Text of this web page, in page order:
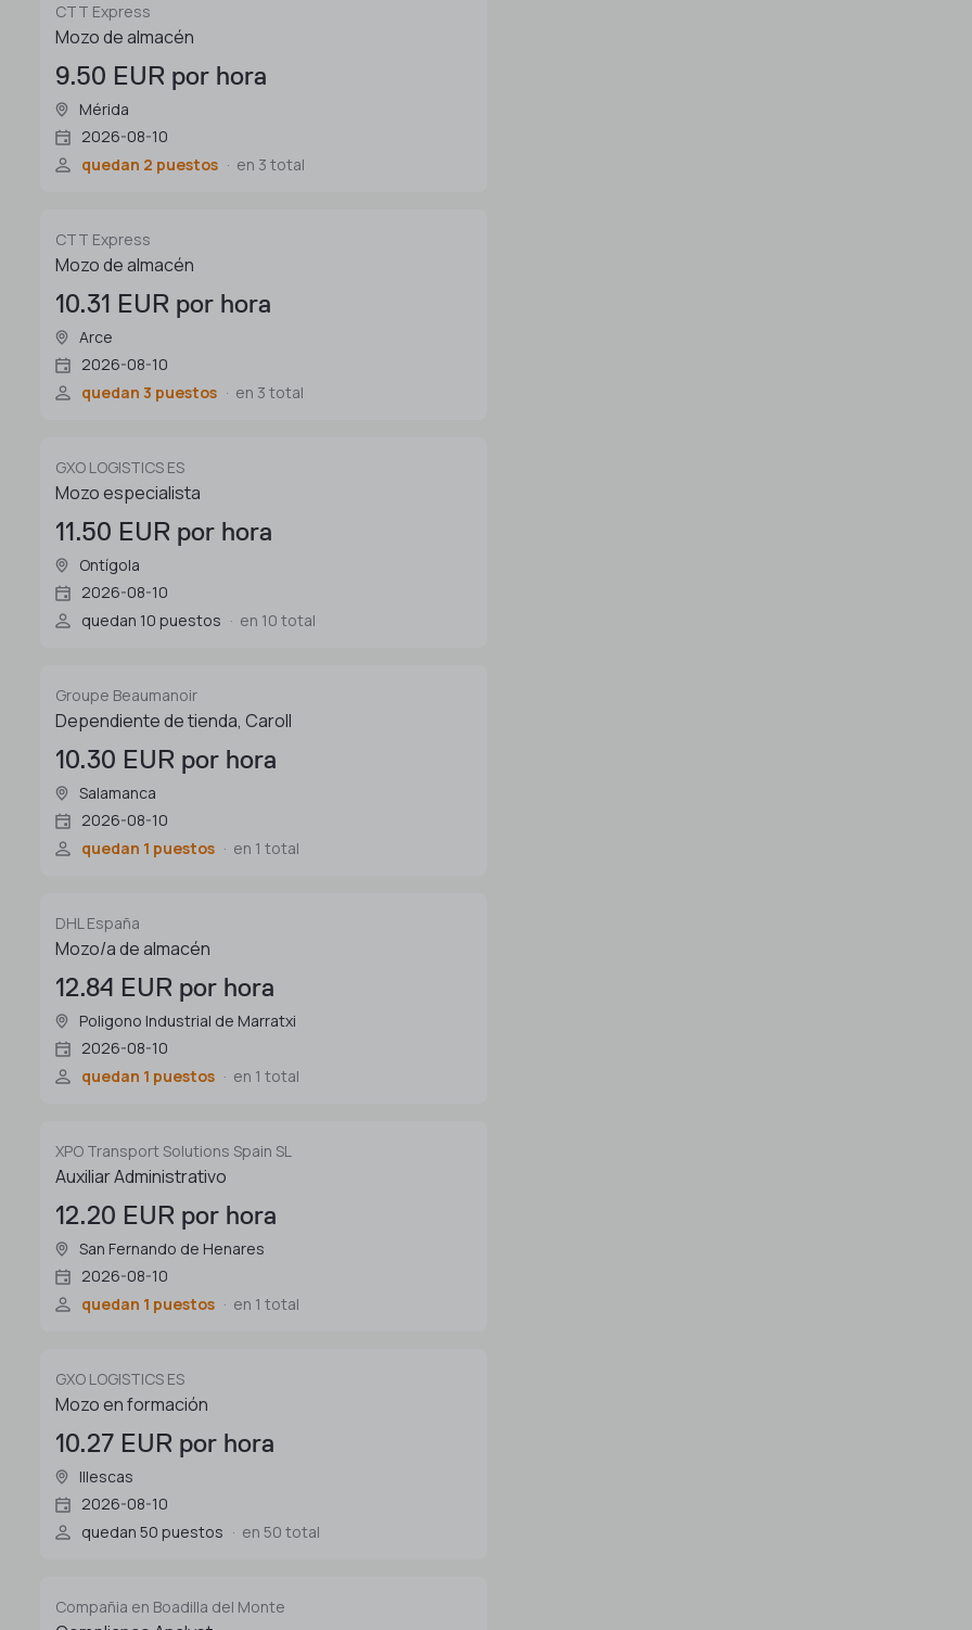
CTT Express
Mozo de almacén
9.50 EUR por hora
Mérida
2026-08-10
quedan 2 puestos
en 3 total
CTT Express
Mozo de almacén
10.31 EUR por hora
Arce
2026-08-10
quedan 3 puestos
en 3 total
GXO LOGISTICS ES
Mozo especialista
11.50 EUR por hora
Ontígola
2026-08-10
quedan 10 puestos
en 10 total
Groupe Beaumanoir
Dependiente de tienda, Caroll
10.30 EUR por hora
Salamanca
2026-08-10
quedan 1 puestos
en 1 total
DHL España
Mozo/a de almacén
12.84 EUR por hora
Poligono Industrial de Marratxi
2026-08-10
quedan 1 puestos
en 1 total
XPO Transport Solutions Spain SL
Auxiliar Administrativo
12.20 EUR por hora
San Fernando de Henares
2026-08-10
quedan 1 puestos
en 1 total
GXO LOGISTICS ES
Mozo en formación
10.27 EUR por hora
Illescas
2026-08-10
quedan 50 puestos
en 50 total
Compañia en Boadilla del Monte